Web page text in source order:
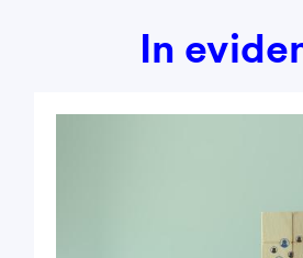
In